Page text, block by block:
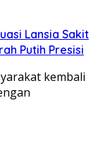
Lansia Sakit
Putih Presisi
kembali